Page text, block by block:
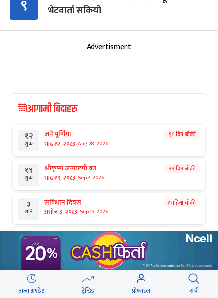
९
भेटवार्ता सकियो
Advertisment
आगामी बिदाहरु
१२
शुक्र
जनै पूर्णिमा
भाद्र १२, २०८३-Aug 28, 2026
१८ दिन बाँकी
१९
शुक्र
श्रीकृष्ण जन्माष्टमी व्रत
भाद्र १९, २०८३-Sep 4, 2026
२५ दिन बाँकी
३
शनि
संविधान दिवस
असोज ३, २०८३-Sep 19, 2026
१ महिना बाँकी
२५
आइत
घटस्थापना
असोज २५, २०८३-Oct 11, 2026
२ महिना बाँकी
३१
शनि
फूलपाती
-Oct 17, 2026
२ महिना बाँकी
ताजा अपडेट ट्रेन्डिङ प्रोफाइल सर्च